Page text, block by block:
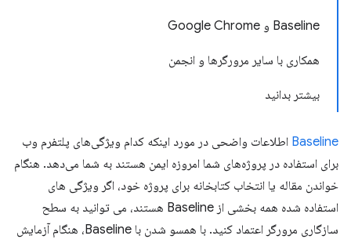
Baseline و Google Chrome
همکاری با سایر مرورگرها و انجمن
بیشتر بدانید
Baseline اطلاعات واضحی در مورد اینکه کدام ویژگی‌های پلتفرم وب
برای استفاده در پروژه‌های شما امروزه ایمن هستند به شما می‌دهد. هنگام
خواندن مقاله یا انتخاب کتابخانه برای پروژه خود، اگر ویژگی های
استفاده شده همه بخشی از Baseline هستند، می توانید به سطح
سازگاری مرورگر اعتماد کنید. با همسو شدن با Baseline، هنگام آزمایش